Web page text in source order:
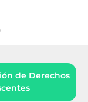
de Derechos